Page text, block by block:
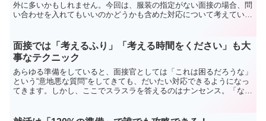
外に多いかもしれません。今回は、服装の指定がない面接の場合、問
い合わせを入れてもいいのかどうかも含めた対応について考えていき
面接では「考えるふり」「考える時間をください」も大
事なテクニック
あらゆる準備をしていると、面接官としては「これは困るだろうな」
という“意地悪な質問”をしてきても、だいたい対応できるようになっ
てきます。しかし、ここでスラスラを答えるのはナンセンス。「なん
てしまいます。